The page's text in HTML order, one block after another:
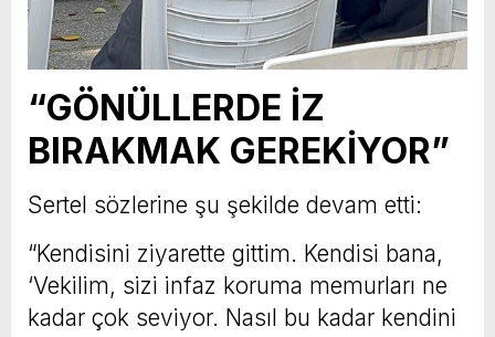
“GÖNÜLLERDE İZ
BIRAKMAK GEREKİYOR”
Sertel sözlerine şu şekilde devam etti:
“Kendisini ziyarette gittim. Kendisi bana,
‘Vekilim, sizi infaz koruma memurları ne
kadar çok seviyor. Nasıl bu kadar kendini